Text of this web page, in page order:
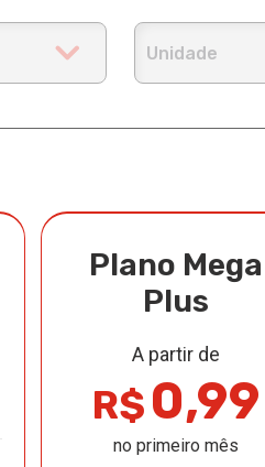
Plano Mega
Plus
A partir de
R$0,99
no primeiro mês